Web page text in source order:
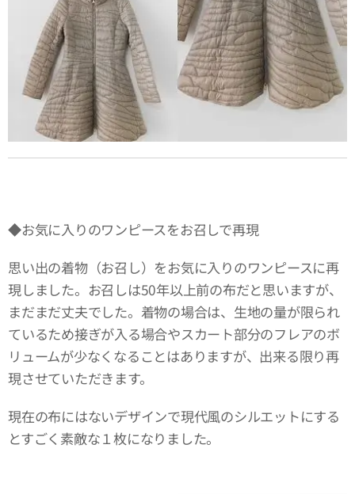
◆お気に入りのワンピースをお召しで再現
思い出の着物（お召し）をお気に入りのワンピースに再
現しました。お召しは50年以上前の布だと思いますが、
まだまだ丈夫でした。着物の場合は、生地の量が限られ
ているため接ぎが入る場合やスカート部分のフレアのボ
リュームが少なくなることはありますが、出来る限り再
現させていただきます。
現在の布にはないデザインで現代風のシルエットにする
とすごく素敵な１枚になりました。